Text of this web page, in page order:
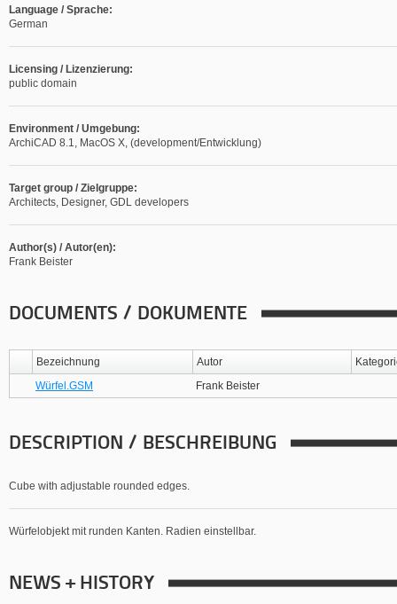
Language / Sprache:
German
Licensing / Lizenzierung:
public domain
Environment / Umgebung:
ArchiCAD 8.1, MacOS X, (development/Entwicklung)
Target group / Zielgruppe:
Architects, Designer, GDL developers
Author(s) / Autor(en):
Frank Beister
DOCUMENTS / DOKUMENTE
Bezeichnung Autor
Würfel.GSM
Frank Beister
DESCRIPTION / BESCHREIBUNG
Cube with adjustable rounded edges.
Würfelobjekt mit runden Kanten. Radien einstellbar.
NEWS + HISTORY